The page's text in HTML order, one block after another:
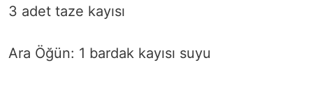
3 adet taze kayısı
Ara Öğün: 1 bardak kayısı suyu